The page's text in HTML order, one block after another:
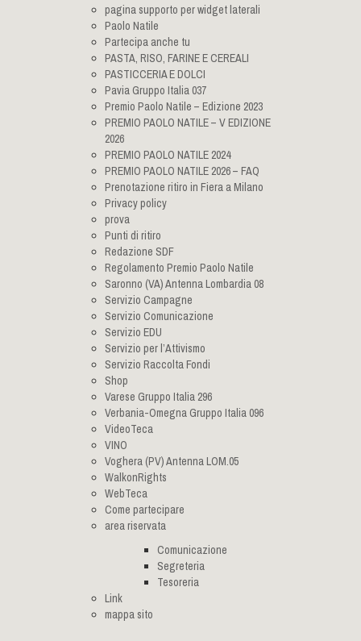
pagina supporto per widget laterali
Paolo Natile
Partecipa anche tu
PASTA, RISO, FARINE E CEREALI
PASTICCERIA E DOLCI
Pavia Gruppo Italia 037
Premio Paolo Natile – Edizione 2023
PREMIO PAOLO NATILE – V EDIZIONE
2026
PREMIO PAOLO NATILE 2024
PREMIO PAOLO NATILE 2026 – FAQ
Prenotazione ritiro in Fiera a Milano
Privacy policy
prova
Punti di ritiro
Redazione SDF
Regolamento Premio Paolo Natile
Saronno (VA) Antenna Lombardia 08
Servizio Campagne
Servizio Comunicazione
Servizio EDU
Servizio per l’Attivismo
Servizio Raccolta Fondi
Shop
Varese Gruppo Italia 296
Verbania-Omegna Gruppo Italia 096
VideoTeca
VINO
Voghera (PV) Antenna LOM.05
WalkonRights
WebTeca
Come partecipare
area riservata
Comunicazione
Segreteria
Tesoreria
Link
mappa sito